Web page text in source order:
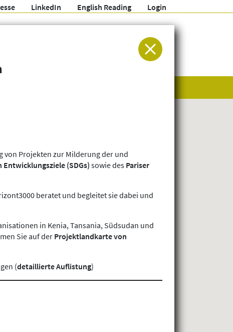
LinkedIn English Reading Login
Entwicklung und Humanitäre Hilfe
von Projekten zur Milderung der und
Entwicklungsziele (SDGs)sowie des Pariser
beratet und begleitet sie dabei und
in Kenia, Tansania, Südsudan und
Sie auf der Projektlandkarte von
(detaillierte Auflistung)